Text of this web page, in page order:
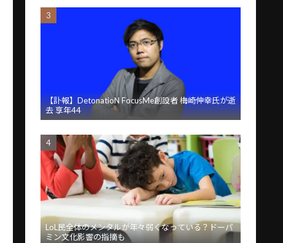
【訃報】DetonatioN FocusMe創設者 梅崎伸幸氏が逝
去 享年44
LoL民全体のメンタルが年々弱くなっている？ドーパ
ミン文化影響の指摘も